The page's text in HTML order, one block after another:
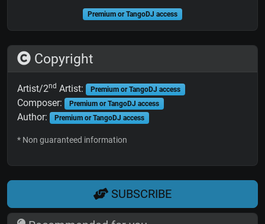
Premium or TangoDJ access
Copyright
Artist/2nd Artist: Premium or TangoDJ access
Composer: Premium or TangoDJ access
Author: Premium or TangoDJ access
* Non guaranteed information
SUBSCRIBE